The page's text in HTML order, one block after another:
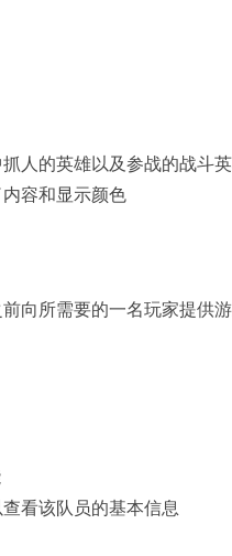
人的英雄以及参战的战斗
容和显示颜色
向所需要的一名玩家提供
看该队员的基本信息